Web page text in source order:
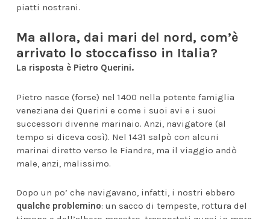
piatti nostrani.
Ma allora, dai mari del nord, com’è
arrivato lo stoccafisso in Italia?
La risposta è Pietro Querini.
Pietro nasce (forse) nel 1400 nella potente famiglia
veneziana dei Querini e come i suoi avi e i suoi
successori divenne marinaio. Anzi, navigatore (al
tempo si diceva così). Nel 1431 salpò con alcuni
marinai diretto verso le Fiandre, ma il viaggio andò
male, anzi, malissimo.
Dopo un po’ che navigavano, infatti, i nostri ebbero
qualche problemino: un sacco di tempeste, rottura del